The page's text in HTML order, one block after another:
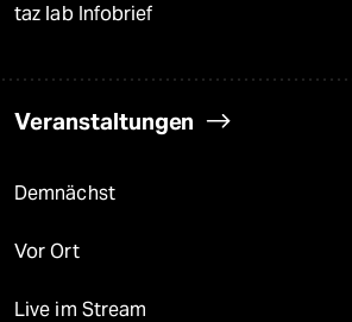
taz lab Infobrief
Veranstaltungen
Demnächst
Vor Ort
Live im Stream